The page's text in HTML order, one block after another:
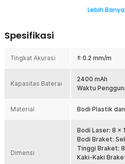
Dibekali baterai berkapasitas
Dirancang digunakan untuk
dirancang tahan banting dan
Overview
dipasang dengan lurus dan rapi. Alat ini
lurus ke dinding atau permukaan
dari Taffware Hilda dibekali dengan 12
Merupakan laser level yang sempurna
Lebih
Spesifikasi
Tingkat Akurasi ± 0.2 mm/m
Kapasitas Baterai
2400 mAh
Waktu
Material Bodi Plastik
Dimensi
Bodi Laser: 8 x
Bodi Braket:
Tinggi Braket:
Kaki-Kaki